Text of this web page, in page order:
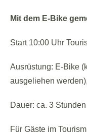
Mit dem E-Bike
Start 10:00 Uhr
Ausrüstung: E-Bike
ausgeliehen
Dauer: ca. 3 Stunden
Für Gäste im